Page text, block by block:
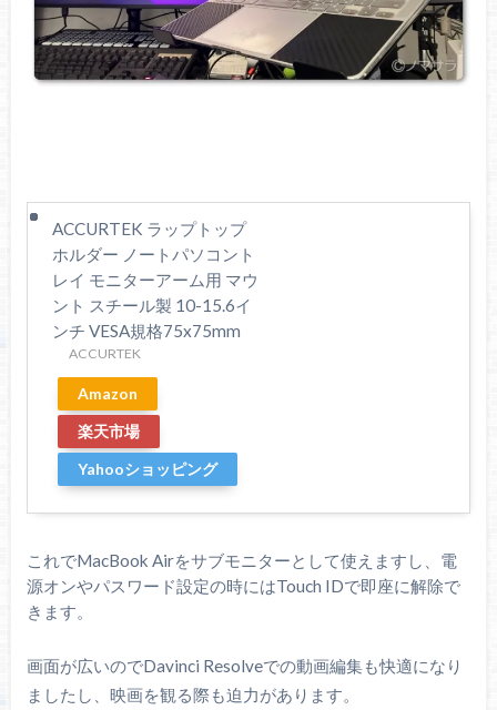
ACCURTEK ラップトップ
ホルダー ノートパソコント
レイ モニターアーム用 マウ
ント スチール製 10-15.6イ
ンチ VESA規格75x75mm
ACCURTEK
Amazon
楽天市場
Yahooショッピング
これでMacBook Airをサブモニターとして使えますし、電
源オンやパスワード設定の時にはTouch IDで即座に解除で
きます。
画面が広いのでDavinci Resolveでの動画編集も快適になり
ましたし、映画を観る際も迫力があります。